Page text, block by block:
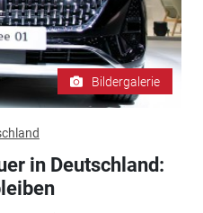
Bildergalerie
in Deutschland: